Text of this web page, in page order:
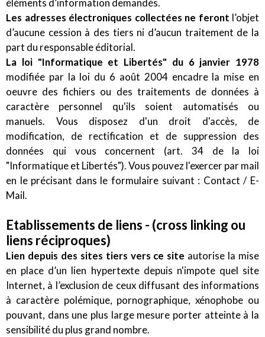
éléments d’information demandés.
Les adresses électroniques collectées ne feront l’objet
d’aucune cession à des tiers ni d’aucun traitement de la
part du responsable éditorial.
La loi "Informatique et Libertés" du 6 janvier 1978
modifiée par la loi du 6 août 2004 encadre la mise en
oeuvre des fichiers ou des traitements de données à
caractère personnel qu'ils soient automatisés ou
manuels. Vous disposez d'un droit d'accès, de
modification, de rectification et de suppression des
données qui vous concernent (art. 34 de la loi
"Informatique et Libertés"). Vous pouvez l'exercer par mail
en le précisant dans le formulaire suivant : Contact / E-
Mail.
Etablissements de liens - (cross linking ou
liens réciproques)
Lien depuis des sites tiers vers ce site autorise la mise
en place d’un lien hypertexte depuis n'impote quel site
Internet, à l’exclusion de ceux diffusant des informations
à caractère polémique, pornographique, xénophobe ou
pouvant, dans une plus large mesure porter atteinte à la
sensibilité du plus grand nombre.